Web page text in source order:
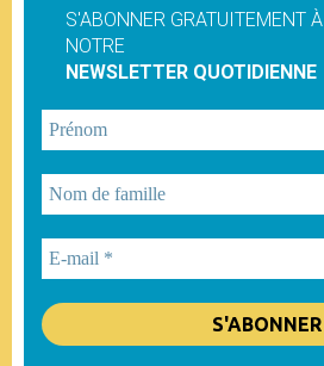
S'ABONNER GRATUITEMENT À
NOTRE
NEWSLETTER QUOTIDIENNE